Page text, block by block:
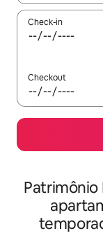
Check-in
Checkout
Patrimônio